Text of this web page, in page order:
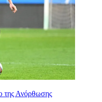
της Ανόρθωσης